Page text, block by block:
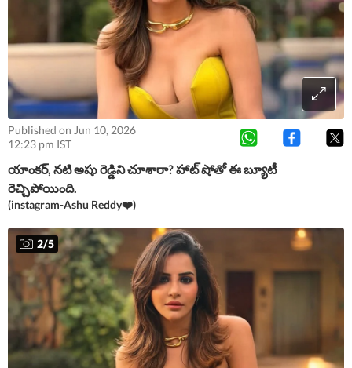
Published on Jun 10, 2026
12:23 pm IST
యాంకర్, నటి అషు రెడ్డిని చూశారా? హాట్ షోతో ఈ బ్యూటీ
రెచ్చిపోయింది.
(instagram-Ashu Reddy❤️)
2/5